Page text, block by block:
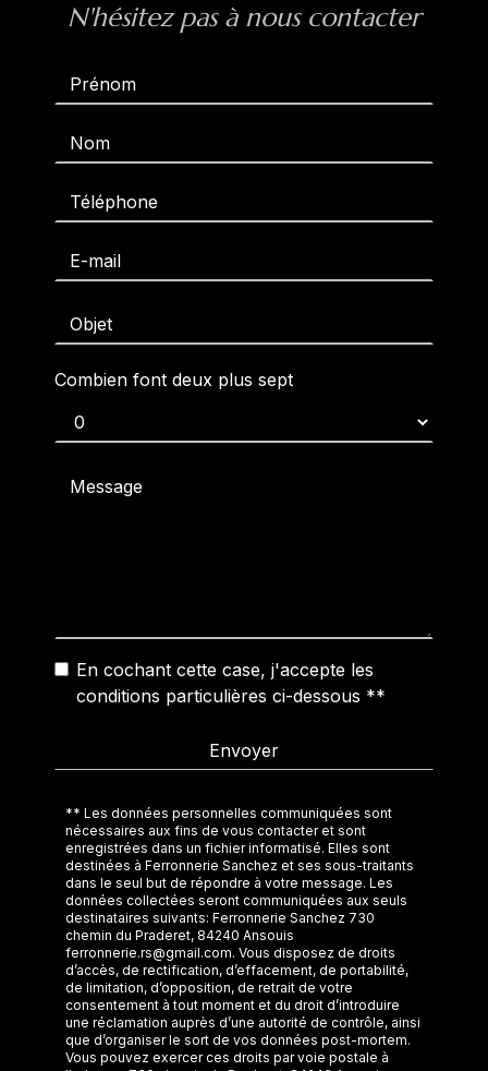
N'hésitez pas à nous contacter
Combien font deux plus sept
En cochant cette case, j'accepte les
conditions particulières ci-dessous **
Envoyer
** Les données personnelles communiquées sont
nécessaires aux fins de vous contacter et sont
enregistrées dans un fichier informatisé. Elles sont
destinées à Ferronnerie Sanchez et ses sous-traitants
dans le seul but de répondre à votre message. Les
données collectées seront communiquées aux seuls
destinataires suivants: Ferronnerie Sanchez 730
chemin du Praderet, 84240 Ansouis
ferronnerie.rs@gmail.com. Vous disposez de droits
d’accès, de rectification, d’effacement, de portabilité,
de limitation, d’opposition, de retrait de votre
consentement à tout moment et du droit d’introduire
une réclamation auprès d’une autorité de contrôle, ainsi
que d’organiser le sort de vos données post-mortem.
Vous pouvez exercer ces droits par voie postale à